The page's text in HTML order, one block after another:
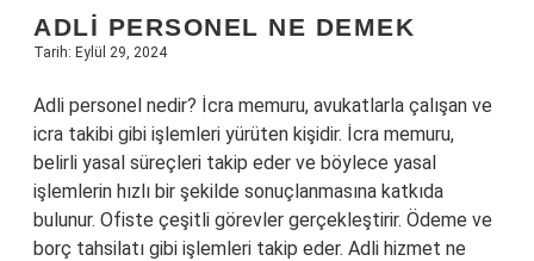
ADLI PERSONEL NE DEMEK
Tarih: Eylül 29, 2024
Adli personel nedir? İcra memuru, avukatlarla çalışan ve
icra takibi gibi işlemleri yürüten kişidir. İcra memuru,
belirli yasal süreçleri takip eder ve böylece yasal
işlemlerin hızlı bir şekilde sonuçlanmasına katkıda
bulunur. Ofiste çeşitli görevler gerçekleştirir. Ödeme ve
borç tahsilatı gibi işlemleri takip eder. Adli hizmet ne